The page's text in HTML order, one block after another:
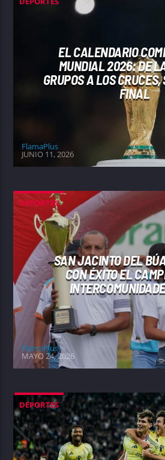
EL CALENDARIO
MUNDIAL 2026: DE
GRUPOS A LOS
FINAL
FlamaPlus
JUNIO 11, 2026
DEPORTES
SAN JACINTO DEL
CON ÉXITO EL
FlamaPlus
MAYO 24, 2026
DEPORTES